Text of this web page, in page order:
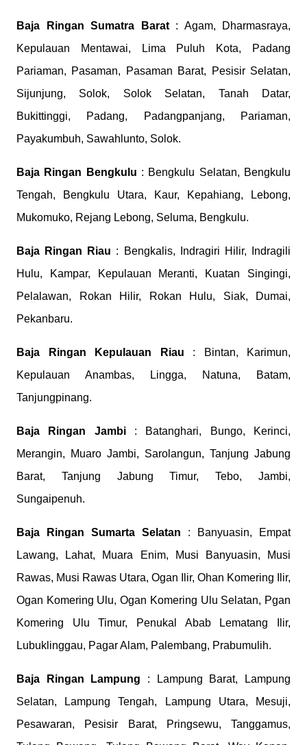
Baja Ringan Sumatra Barat: Agam, Dharmasraya,
Kepulauan Mentawai, Lima Puluh Kota, Padang
Pariaman, Pasaman, Pasaman Barat, Pesisir Selatan,
Sijunjung, Solok, Solok Selatan, Tanah Datar,
Bukittinggi, Padang, Padangpanjang, Pariaman,
Payakumbuh, Sawahlunto, Solok.
Baja Ringan Bengkulu : Bengkulu Selatan, Bengkulu
Tengah, Bengkulu Utara, Kaur, Kepahiang, Lebong,
Mukomuko, Rejang Lebong, Seluma, Bengkulu.
Baja Ringan Riau : Bengkalis, Indragiri Hilir, Indragili
Hulu, Kampar, Kepulauan Meranti, Kuatan Singingi,
Pelalawan, Rokan Hilir, Rokan Hulu, Siak, Dumai,
Pekanbaru.
Baja Ringan Kepulauan Riau : Bintan, Karimun,
Kepulauan Anambas, Lingga, Natuna, Batam,
Tanjungpinang.
Baja Ringan Jambi: Batanghari, Bungo, Kerinci,
Merangin, Muaro Jambi, Sarolangun, Tanjung Jabung
Barat, Tanjung Jabung Timur, Tebo, Jambi,
Sungaipenuh.
Baja Ringan Sumarta Selatan : Banyuasin, Empat
Lawang, Lahat, Muara Enim, Musi Banyuasin, Musi
Rawas, Musi Rawas Utara, Ogan Ilir, Ohan Komering Ilir,
Ogan Komering Ulu, Ogan Komering Ulu Selatan, Pgan
Komering Ulu Timur, Penukal Abab Lematang Ilir,
Lubuklinggau, Pagar Alam, Palembang, Prabumulih.
Baja Ringan Lampung : Lampung Barat, Lampung
Selatan, Lampung Tengah, Lampung Utara, Mesuji,
Pesawaran, Pesisir Barat, Pringsewu, Tanggamus,